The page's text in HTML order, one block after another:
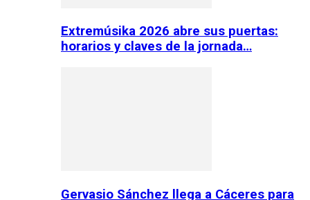
Extremúsika 2026 abre sus puertas:
horarios y claves de la jornada…
Gervasio Sánchez llega a Cáceres para